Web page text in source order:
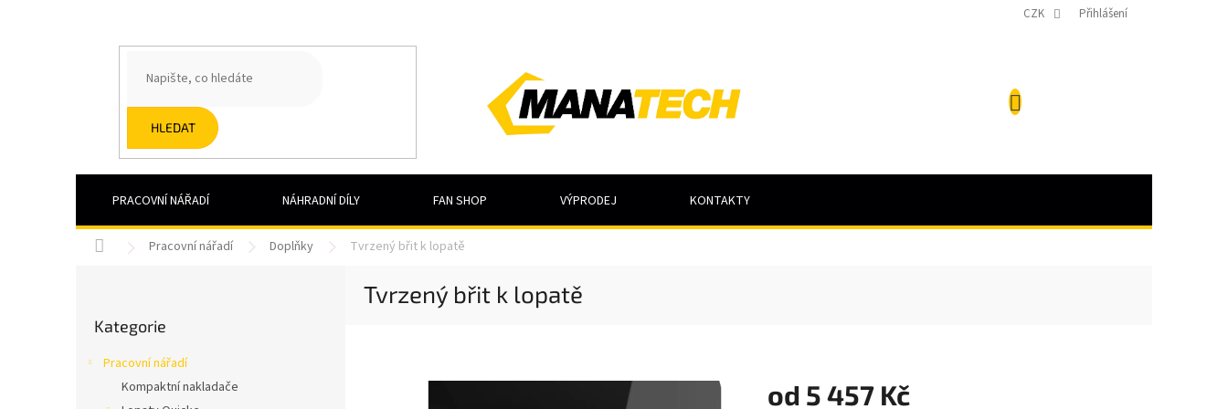
CZK Přihlášení
HLEDAT
PRACOVNÍ NÁŘADÍ NÁHRADNÍ DÍLY FAN SHOP VÝPRODEJ KONTAKTY
Domů Pracovní nářadí Doplňky Tvrzený břit k lopatě
kategorie
Kategorie
Pracovní nářadí
Kompaktní nakladače
Tvrzený břit k lopatě
od 5 457 Kč